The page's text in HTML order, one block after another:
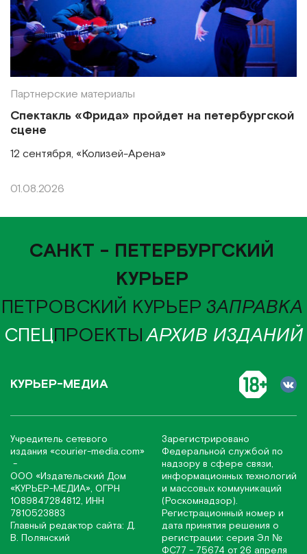
Партнерские материалы
Спектакль «Фрида» пройдет на петербургской
сцене
12 сентября, «Колизей-Арена»
01.08.2026
САНКТ - ПЕТЕРБУРГСКИЙ
КУРЬЕР
ПЕТРОВСКИЙ КУРЬЕР ЗАПРАВКА
СПЕЦПРОЕКТЫАРХИВ ИЗДАНИЙ
КУРЬЕР-МЕДИА
Учредитель сетевого
издания «соurier-media.com»
-
ООО «Издательский Дом
«КУРЬЕР-МЕДИА», ОГРН
1089847284812, ИНН
7810523883
Главный редактор сайта: Д.
В. Полянский
Зарегистрировано
Федеральной службой по
надзору в сфере связи,
информационных технологий
и массовых коммуникаций
(Роскомнадзор).
Регистрационный номер и
дата принятия решения о
регистрации: серия Эл №
ФС77 - 75674 от 26 апреля